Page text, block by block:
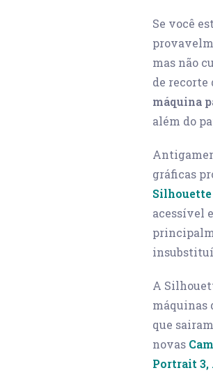
Se você
mas não
de recorte
máquina
além do
gráficas
acessível
A
máquinas
que
novas
Portrait 3,